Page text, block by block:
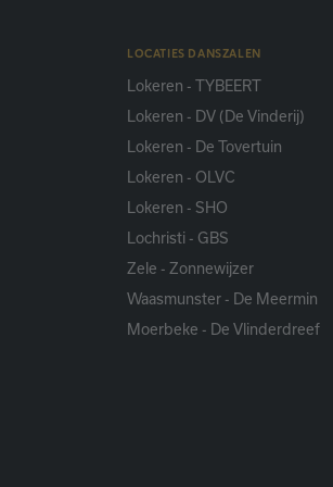
LOCATIES DANSZALEN
Lokeren - TYBEERT
Lokeren - DV (De Vinderij)
Lokeren - De Tovertuin
Lokeren - OLVC
Lokeren - SHO
Lochristi - GBS
Zele - Zonnewijzer
Waasmunster - De Meermin
Moerbeke - De Vlinderdreef